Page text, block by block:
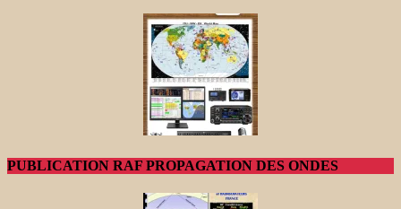
PUBLICATION RAF PROPAGATION DES ONDES